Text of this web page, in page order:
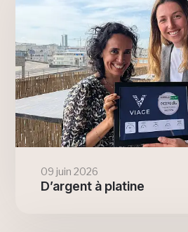
09 juin 2026
D’argent à platine